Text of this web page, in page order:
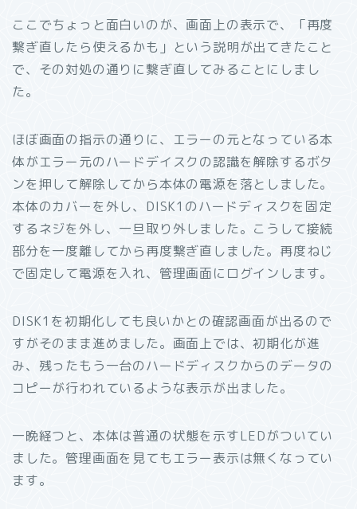
ここでちょっと面白いのが、画面上の表示で、「再度
繋ぎ直したら使えるかも」という説明が出てきたこと
で、その対処の通りに繋ぎ直してみることにしまし
た。
ほぼ画面の指示の通りに、エラーの元となっている本
体がエラー元のハードデイスクの認識を解除するボタ
ンを押して解除してから本体の電源を落としました。
本体のカバーを外し、DISK1のハードディスクを固定
するネジを外し、一旦取り外しました。こうして接続
部分を一度離してから再度繋ぎ直しました。再度ねじ
で固定して電源を入れ、管理画面にログインします。
DISK1を初期化しても良いかとの確認画面が出るので
すがそのまま進めました。画面上では、初期化が進
み、残ったもう一台のハードディスクからのデータの
コピーが行われているような表示が出ました。
一晩経つと、本体は普通の状態を示すLEDがついてい
ました。管理画面を見てもエラー表示は無くなってい
ます。